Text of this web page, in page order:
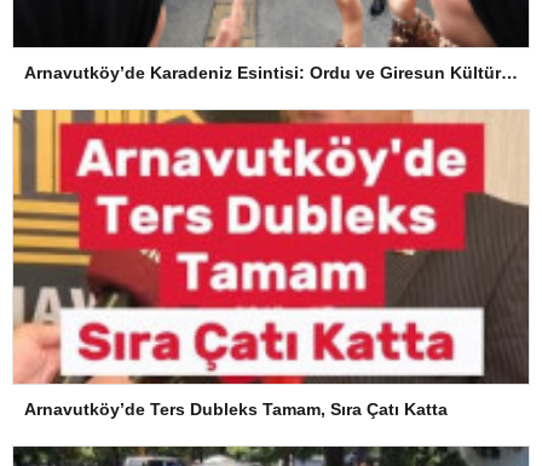
Arnavutköy’de Karadeniz Esintisi: Ordu ve Giresun Kültürü Memleket Günleri’nde Buluştu
Arnavutköy’de Ters Dubleks Tamam, Sıra Çatı Katta